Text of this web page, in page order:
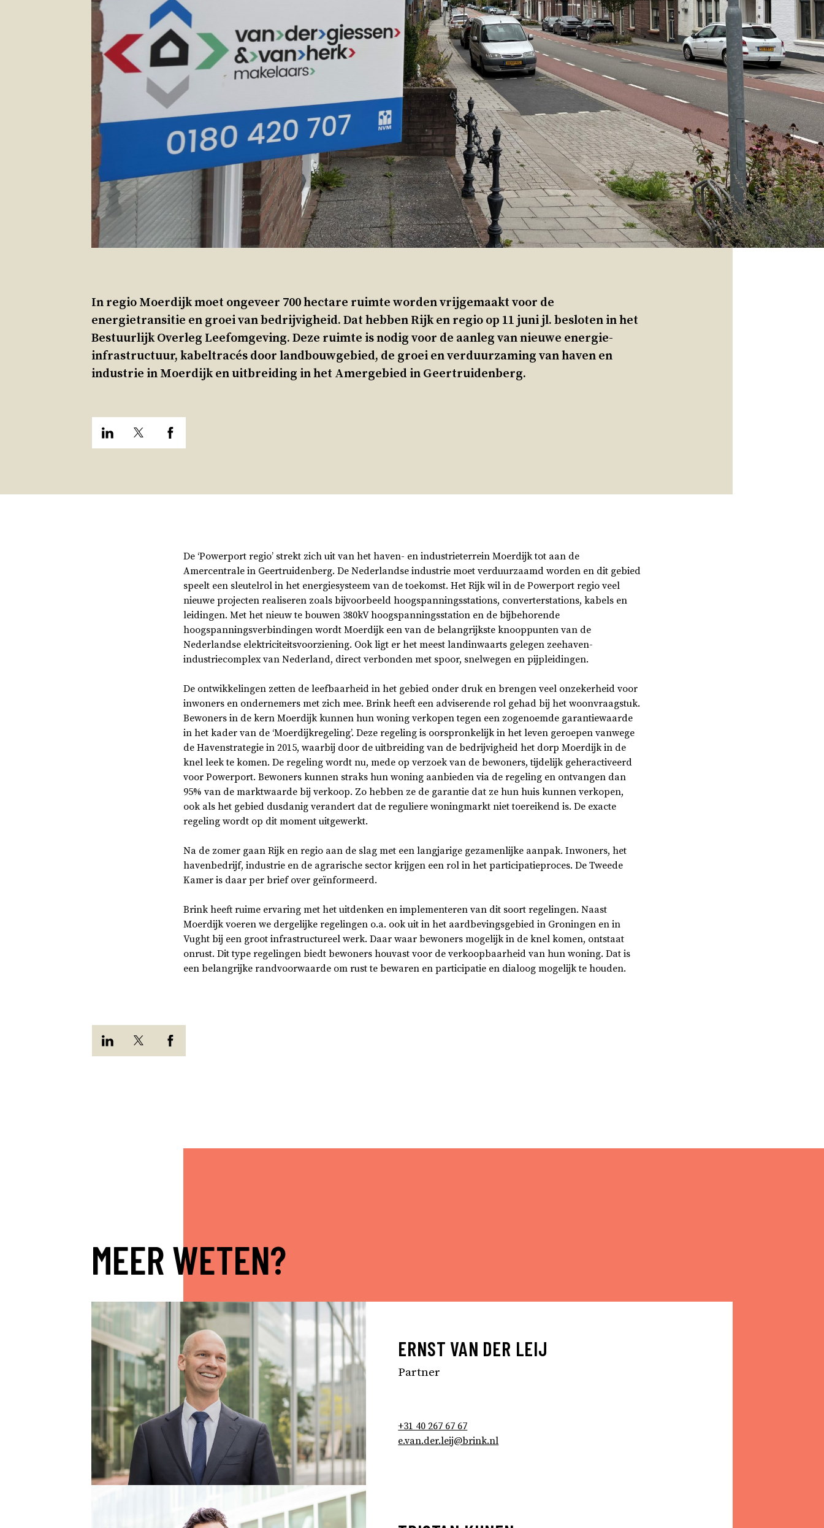
In regio Moerdijk moet ongeveer 700 hectare ruimte worden vrijgemaakt voor de
energietransitie en groei van bedrijvigheid. Dat hebben Rijk en regio op 11 juni jl. besloten in het
Bestuurlijk Overleg Leefomgeving. Deze ruimte is nodig voor de aanleg van nieuwe energie-
infrastructuur, kabeltracés door landbouwgebied, de groei en verduurzaming van haven en
industrie in Moerdijk en uitbreiding in het Amergebied in Geertruidenberg.
De ‘Powerport regio’ strekt zich uit van het haven- en industrieterrein Moerdijk tot aan de
Amercentrale in Geertruidenberg. De Nederlandse industrie moet verduurzaamd worden en dit gebied
speelt een sleutelrol in het energiesysteem van de toekomst. Het Rijk wil in de Powerport regio veel
nieuwe projecten realiseren zoals bijvoorbeeld hoogspanningsstations, converterstations, kabels en
leidingen. Met het nieuw te bouwen 380kV hoogspanningsstation en de bijbehorende
hoogspanningsverbindingen wordt Moerdijk een van de belangrijkste knooppunten van de
Nederlandse elektriciteitsvoorziening. Ook ligt er het meest landinwaarts gelegen zeehaven-
industriecomplex van Nederland, direct verbonden met spoor, snelwegen en pijpleidingen.
De ontwikkelingen zetten de leefbaarheid in het gebied onder druk en brengen veel onzekerheid voor
inwoners en ondernemers met zich mee. Brink heeft een adviserende rol gehad bij het woonvraagstuk.
Bewoners in de kern Moerdijk kunnen hun woning verkopen tegen een zogenoemde garantiewaarde
in het kader van de ‘Moerdijkregeling’. Deze regeling is oorspronkelijk in het leven geroepen vanwege
de Havenstrategie in 2015, waarbij door de uitbreiding van de bedrijvigheid het dorp Moerdijk in de
knel leek te komen. De regeling wordt nu, mede op verzoek van de bewoners, tijdelijk geheractiveerd
voor Powerport. Bewoners kunnen straks hun woning aanbieden via de regeling en ontvangen dan
95% van de marktwaarde bij verkoop. Zo hebben ze de garantie dat ze hun huis kunnen verkopen,
ook als het gebied dusdanig verandert dat de reguliere woningmarkt niet toereikend is. De exacte
regeling wordt op dit moment uitgewerkt.
Na de zomer gaan Rijk en regio aan de slag met een langjarige gezamenlijke aanpak. Inwoners, het
havenbedrijf, industrie en de agrarische sector krijgen een rol in het participatieproces. De Tweede
Kamer is daar per brief over geïnformeerd.
Brink heeft ruime ervaring met het uitdenken en implementeren van dit soort regelingen. Naast
Moerdijk voeren we dergelijke regelingen o.a. ook uit in het aardbevingsgebied in Groningen en in
Vught bij een groot infrastructureel werk. Daar waar bewoners mogelijk in de knel komen, ontstaat
onrust. Dit type regelingen biedt bewoners houvast voor de verkoopbaarheid van hun woning. Dat is
een belangrijke randvoorwaarde om rust te bewaren en participatie en dialoog mogelijk te houden.
MEER WETEN?
ERNST VAN DER LEIJ
Partner
+31 40 267 67 67
e.van.der.leij@brink.nl